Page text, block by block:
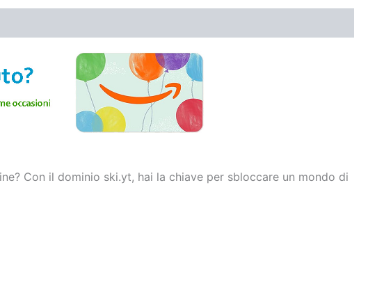
Con il dominio ski.yt, hai la chiave per sbloccare un mondo di